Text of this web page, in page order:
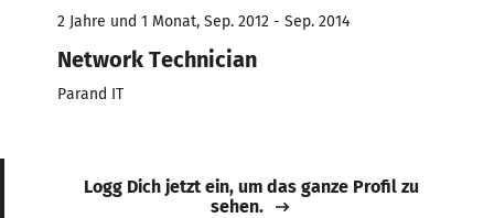
2 Jahre und 1 Monat, Sep. 2012 - Sep. 2014
Network Technician
Parand IT
Logg Dich jetzt ein, um das ganze Profil zu
sehen.